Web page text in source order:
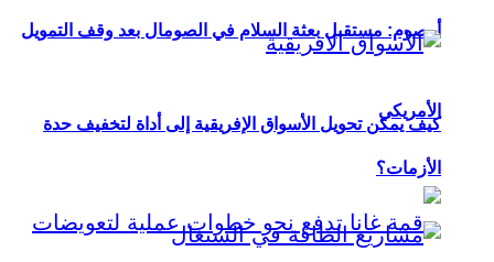
أوصوم: مستقبل بعثة السلام في الصومال بعد وقف التمويل
الأمريكي
كيف يمكن تحويل الأسواق الإفريقية إلى أداة لتخفيف حدة
الأزمات؟